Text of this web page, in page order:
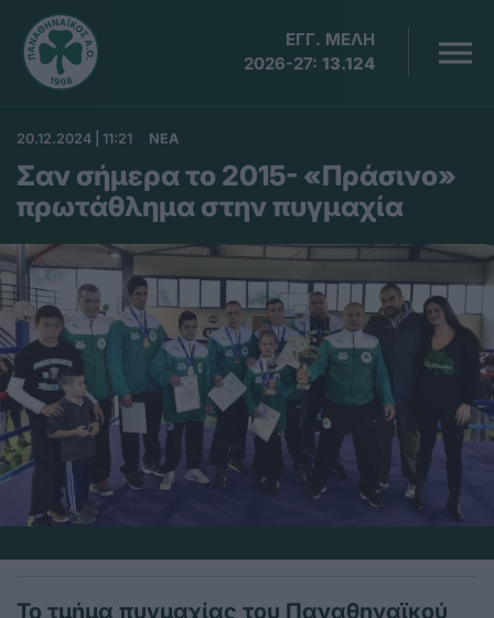
ΕΓΓ. ΜΕΛΗ
2026-27: 13.124
20.12.2024 | 11:21 ΝΕΑ
Σαν σήμερα το 2015- «Πράσινο»
πρωτάθλημα στην πυγμαχία
Το τμήμα πυγμαχίας του Παναθηναϊκού